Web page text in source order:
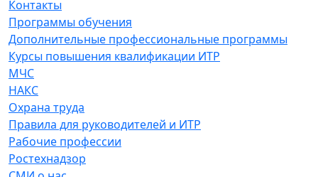
Контакты
Программы обучения
Дополнительные профессиональные программы
Курсы повышения квалификации ИТР
МЧС
НАКС
Охрана труда
Правила для руководителей и ИТР
Рабочие профессии
Ростехнадзор